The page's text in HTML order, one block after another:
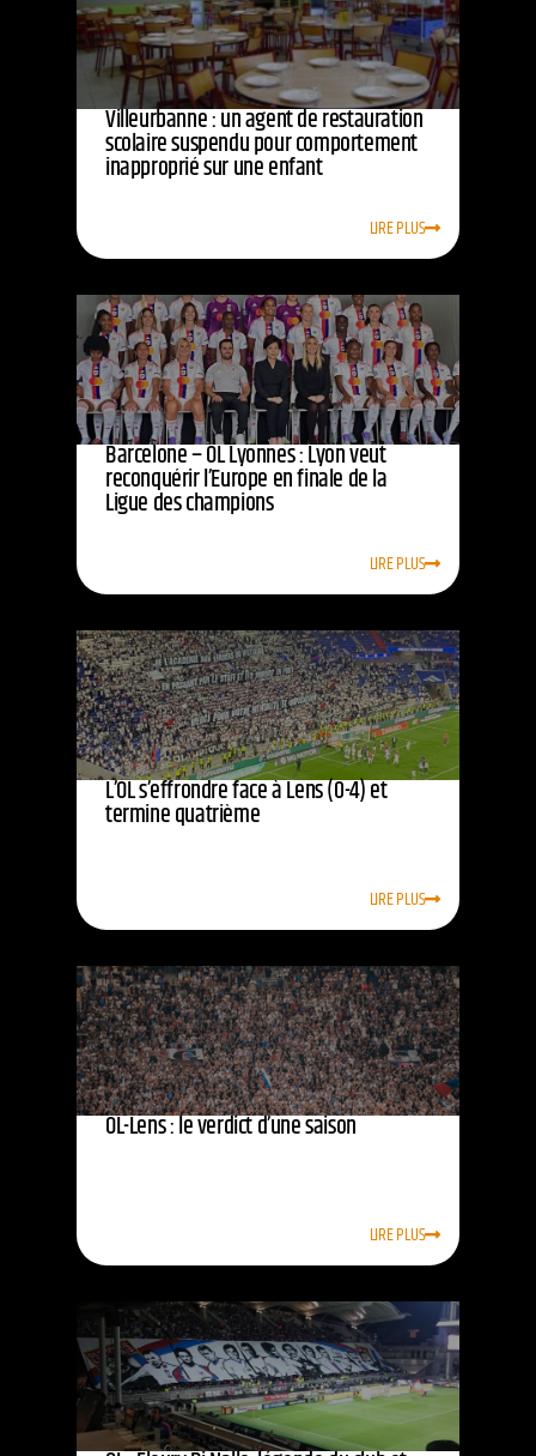
Villeurbanne : un agent de restauration
scolaire suspendu pour comportement
inapproprié sur une enfant
LIRE PLUS
Barcelone – OL Lyonnes : Lyon veut
reconquérir l’Europe en finale de la
Ligue des champions
LIRE PLUS
L’OL s’effrondre face à Lens (0-4) et
termine quatrième
LIRE PLUS
OL-Lens : le verdict d’une saison
LIRE PLUS